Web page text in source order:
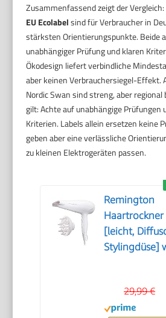
Zusammenfassend zeigt der Vergleich:
EU Ecolabelsind für Verbraucher in
stärksten Orientierungspunkte. Beide
unabhängiger Prüfung und klaren
Ökodesign liefert verbindliche
aber keinen Verbrauchersiegel-Effekt.
Nordic Swan sind streng, aber regional
gilt: Achte auf unabhängige Prüfungen
Kriterien. Labels allein ersetzen keine
geben aber eine verlässliche
zu kleinen Elektrogeräten passen.
Remington
Haartrockner
[leicht,
Stylingdüse]
Styling &
gleichmäßige
29,99 €